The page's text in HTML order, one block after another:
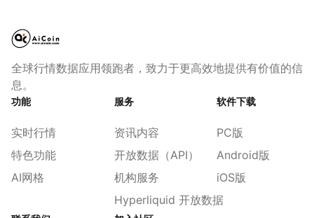
全球行情数据应用领跑者，致力于更高效地提供有价值的信
息。
功能
实时行情
特色功能
AI网格
服务
资讯内容
开放数据（API）
机构服务
Hyperliquid 开放数据
软件下载
PC版
Android版
iOS版